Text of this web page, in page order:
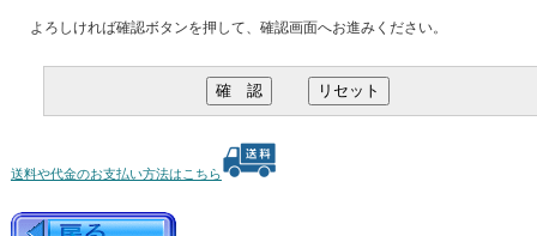
よろしければ確認ボタンを押して、確認画面へお進みください。
送料や代金のお支払い方法はこちら